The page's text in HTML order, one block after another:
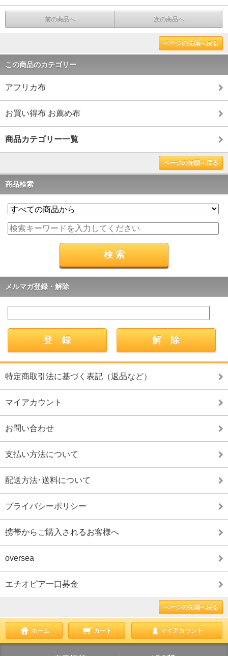
前の商品へ 次の商品へ
ページの先頭へ戻る
この商品のカテゴリー
アフリカ布
お買い得布 お薦め布
商品カテゴリー一覧
ページの先頭へ戻る
商品検索
メルマガ登録・解除
特定商取引法に基づく表記（返品など）
マイアカウント
お問い合わせ
支払い方法について
配送方法･送料について
プライバシーポリシー
携帯からご購入されるお客様へ
oversea
エチオピア一口募金
ページの先頭へ戻る
ホーム カート マイアカウント